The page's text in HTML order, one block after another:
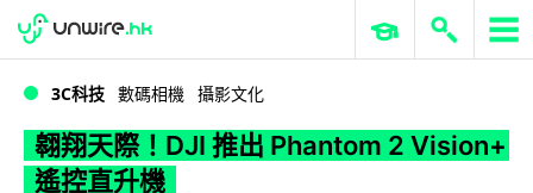
WWDC 2026 ERP 與商業 AI
3C科技 數碼相機 攝影文化
翱翔天際！DJI 推出 Phantom 2 Vision+
遙控直升機